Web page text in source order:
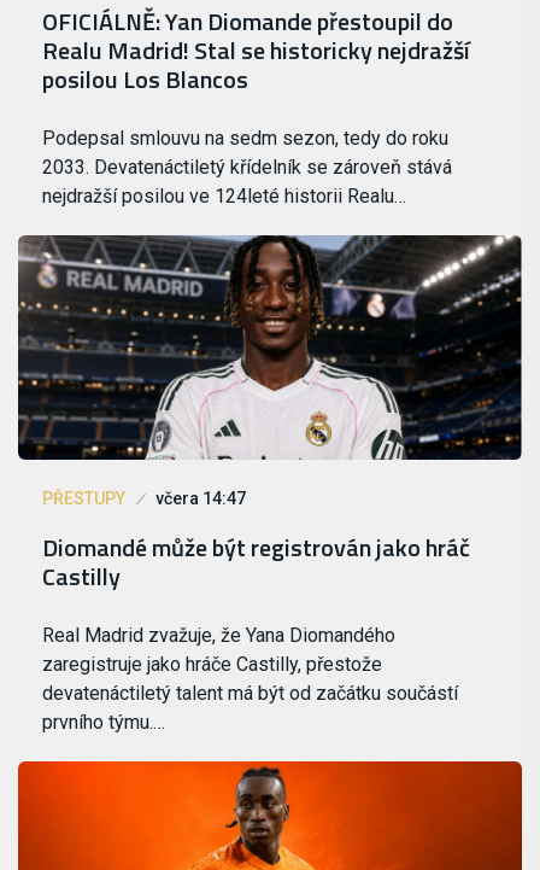
OFICIÁLNĚ: Yan Diomande přestoupil do
Realu Madrid! Stal se historicky nejdražší
posilou Los Blancos
Podepsal smlouvu na sedm sezon, tedy do roku
2033. Devatenáctiletý křídelník se zároveň stává
nejdražší posilou ve 124leté historii Realu…
PŘESTUPY včera 14:47
Diomandé může být registrován jako hráč
Castilly
Real Madrid zvažuje, že Yana Diomandého
zaregistruje jako hráče Castilly, přestože
devatenáctiletý talent má být od začátku součástí
prvního týmu.…